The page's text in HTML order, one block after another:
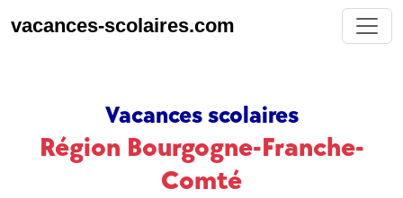
vacances-scolaires.com
Vacances scolaires
Région Bourgogne-Franche-
Comté